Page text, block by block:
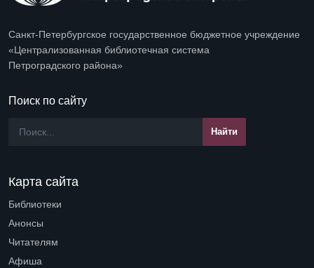
Санкт-Петербургское государственное бюджетное учреждение
«Централизованная библиотечная система
Петроградского района»
Поиск по сайту
Карта сайта
Библиотеки
Анонсы
Читателям
Афиша